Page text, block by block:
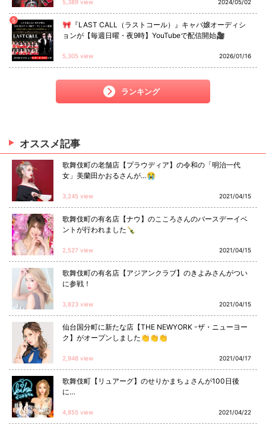
5,389 view 2024/05/02
5
🎀『LAST CALL（ラストコール）』キャバ嬢オーディシ
ョンが【毎週日曜・夜9時】YouTubeで配信開始🎥
5,305 view 2026/01/16
ランキング
オススメ記事
歌舞伎町の老舗店【プラウディア】の令和の「明治一代
女」美蘭田かおるさんが…😭
3,245 view 2021/04/15
歌舞伎町の有名店【ナウ】のこころさんのバースデーイベ
ントが行われました🍾
2,527 view 2021/04/15
歌舞伎町の有名店【アジアンクラブ】のきよみさんがつい
に参戦！
3,823 view 2021/04/15
仙台国分町に新たな店【THE NEWYORK -ザ・ニューヨー
ク】がオープンしました👏👏👏
2,948 view 2021/04/17
歌舞伎町【リュアーグ】のせりかまちょさんが100日後
に…
4,855 view 2021/04/22